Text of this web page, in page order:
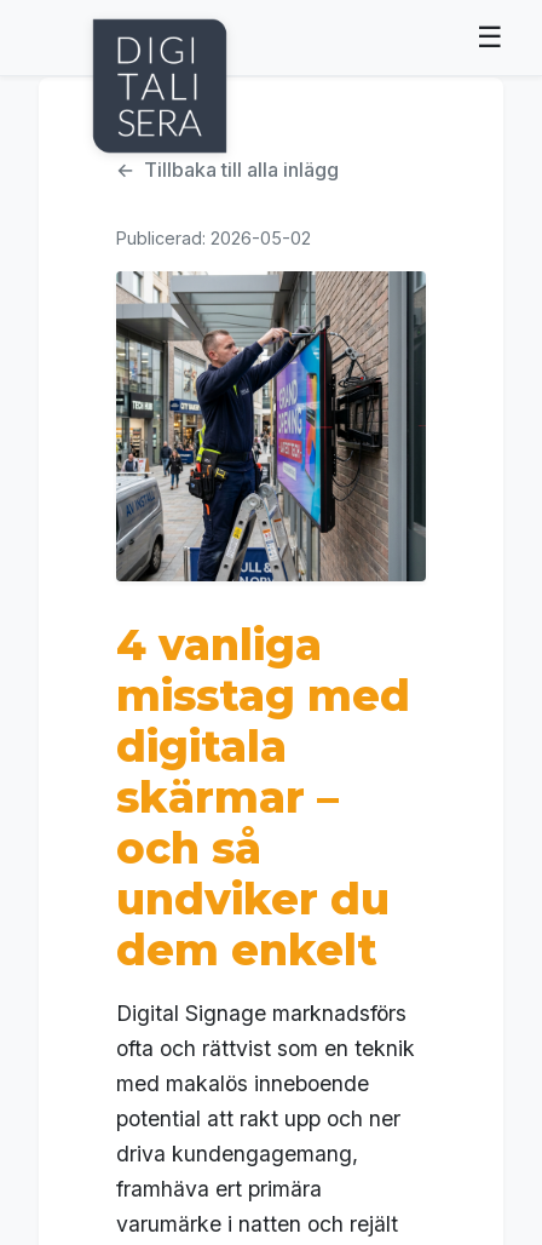
☰
Tillbaka till alla inlägg
Publicerad: 2026-05-02
4 vanliga
misstag med
digitala
skärmar –
och så
undviker du
dem enkelt
Digital Signage marknadsförs
ofta och rättvist som en teknik
med makalös inneboende
potential att rakt upp och ner
driva kundengagemang,
framhäva ert primära
varumärke i natten och rejält